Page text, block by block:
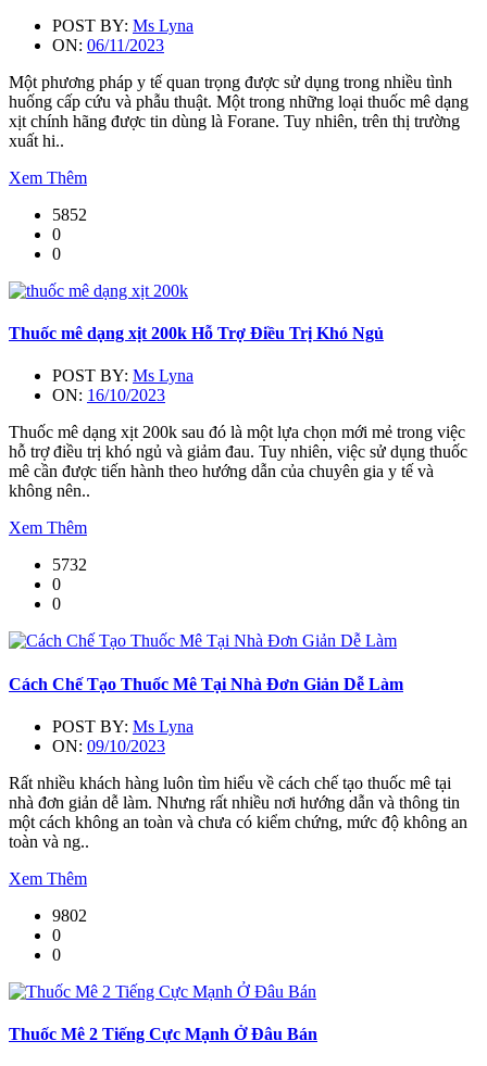
POST BY: Ms Lyna
ON: 06/11/2023
Một phương pháp y tế quan trọng được sử dụng trong nhiều tình
huống cấp cứu và phẫu thuật. Một trong những loại thuốc mê dạng
xịt chính hãng được tin dùng là Forane. Tuy nhiên, trên thị trường
xuất hi..
Xem Thêm
5852
0
0
Thuốc mê dạng xịt 200k Hỗ Trợ Điều Trị Khó Ngủ
POST BY: Ms Lyna
ON: 16/10/2023
Thuốc mê dạng xịt 200k sau đó là một lựa chọn mới mẻ trong việc
hỗ trợ điều trị khó ngủ và giảm đau. Tuy nhiên, việc sử dụng thuốc
mê cần được tiến hành theo hướng dẫn của chuyên gia y tế và
không nên..
Xem Thêm
5732
0
0
Cách Chế Tạo Thuốc Mê Tại Nhà Đơn Giản Dễ Làm
POST BY: Ms Lyna
ON: 09/10/2023
Rất nhiều khách hàng luôn tìm hiểu về cách chế tạo thuốc mê tại
nhà đơn giản dễ làm. Nhưng rất nhiều nơi hướng dẫn và thông tin
một cách không an toàn và chưa có kiểm chứng, mức độ không an
toàn và ng..
Xem Thêm
9802
0
0
Thuốc Mê 2 Tiếng Cực Mạnh Ở Đâu Bán